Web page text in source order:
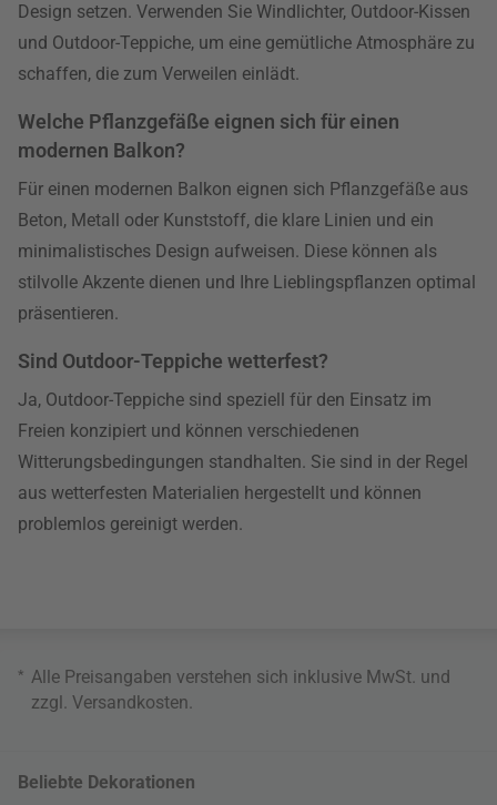
Design setzen. Verwenden Sie Windlichter, Outdoor-Kissen
und Outdoor-Teppiche, um eine gemütliche Atmosphäre zu
schaffen, die zum Verweilen einlädt.
Welche Pflanzgefäße eignen sich für einen
modernen Balkon?
Für einen modernen Balkon eignen sich Pflanzgefäße aus
Beton, Metall oder Kunststoff, die klare Linien und ein
minimalistisches Design aufweisen. Diese können als
stilvolle Akzente dienen und Ihre Lieblingspflanzen optimal
präsentieren.
Sind Outdoor-Teppiche wetterfest?
Ja, Outdoor-Teppiche sind speziell für den Einsatz im
Freien konzipiert und können verschiedenen
Witterungsbedingungen standhalten. Sie sind in der Regel
aus wetterfesten Materialien hergestellt und können
problemlos gereinigt werden.
* Alle Preisangaben verstehen sich inklusive MwSt. und
zzgl. Versandkosten.
Beliebte Dekorationen